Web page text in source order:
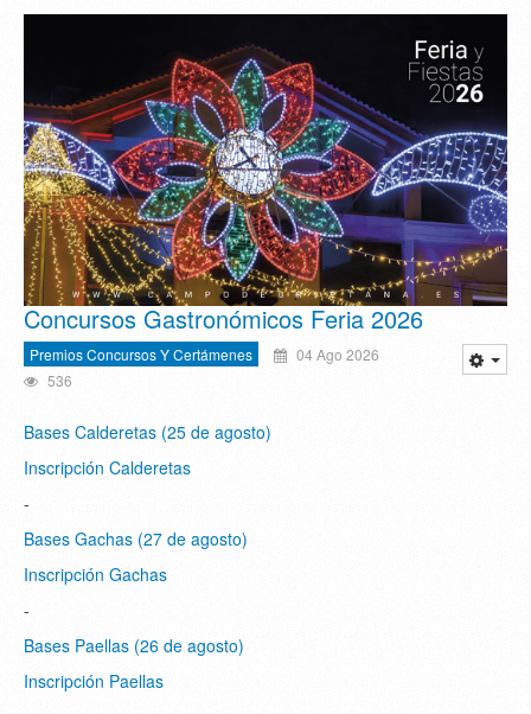
Concursos Gastronómicos Feria 2026
Premios Concursos Y Certámenes
04 Ago 2026
536
Bases Calderetas (25 de agosto)
Inscripción Calderetas
-
Bases Gachas (27 de agosto)
Inscripción Gachas
-
Bases Paellas (26 de agosto)
Inscripción Paellas